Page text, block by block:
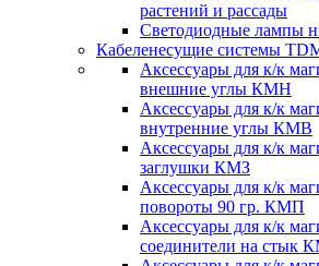
растений и рассады
Светодиодные лампы
Кабеленесущие системы
Аксессуары для к/к
внешние углы КМН
Аксессуары для к/к
внутренние углы КМВ
Аксессуары для к/к
заглушки КМЗ
Аксессуары для к/к
повороты 90 гр. КМП
Аксессуары для к/к
соединители на стык